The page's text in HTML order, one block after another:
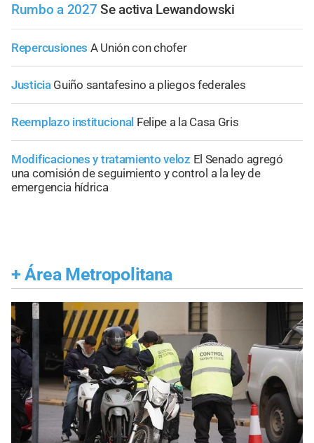
Rumbo a 2027 Se activa Lewandowski
Repercusiones A Unión con chofer
Justicia Guiño santafesino a pliegos federales
Reemplazo institucional Felipe a la Casa Gris
Modificaciones y tratamiento veloz El Senado agregó
una comisión de seguimiento y control a la ley de
emergencia hídrica
+ Área Metropolitana